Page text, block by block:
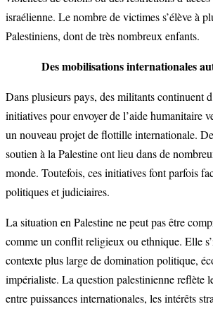
israélienne. Le nombre de victimes s’élève à
Palestiniens, dont de très nombreux enfants.
Des mobilisations internationales
Dans plusieurs pays, des militants continuent
initiatives pour envoyer de l’aide humanitaire
un nouveau projet de flottille internationale.
soutien à la Palestine ont lieu dans de
monde. Toutefois, ces initiatives font parfois
politiques et judiciaires.
La situation en Palestine ne peut pas être
comme un conflit religieux ou ethnique. Elle
contexte plus large de domination politique,
impérialiste. La question palestinienne reflète
entre puissances internationales, les intérêts